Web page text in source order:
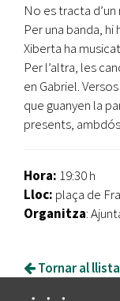
No es tracta
Per una banda,
Xiberta ha
Per l’altra, les
en Gabriel.
que guanyen la
presents,
Hora: 19:30 h
Lloc: plaça de
Organitza:
Tornar al